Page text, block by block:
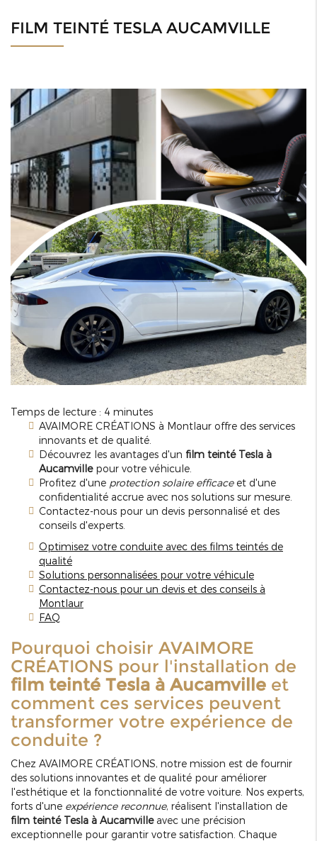
FILM TEINTÉ TESLA AUCAMVILLE
Temps de lecture : 4 minutes
AVAIMORE CRÉATIONS à Montlaur offre des services
innovants et de qualité.
Découvrez les avantages d'un film teinté Tesla à
Aucamvillepour votre véhicule.
Profitez d'une protection solaire efficaceet d'une
confidentialité accrue avec nos solutions sur mesure.
Contactez-nous pour un devis personnalisé et des
conseils d'experts.
Optimisez votre conduite avec des films teintés de
qualité
Solutions personnalisées pour votre véhicule
Contactez-nous pour un devis et des conseils à
Montlaur
FAQ
Pourquoi choisir AVAIMORE
CRÉATIONS pour l'installation de
film teinté Tesla à Aucamville et
comment ces services peuvent
transformer votre expérience de
conduite ?
Chez AVAIMORE CRÉATIONS, notre mission est de fournir
des solutions innovantes et de qualité pour améliorer
l'esthétique et la fonctionnalité de votre voiture. Nos experts,
forts d'une expérience reconnue, réalisent l'installation de
film teinté Tesla à Aucamvilleavec une précision
exceptionnelle pour garantir votre satisfaction. Chaque